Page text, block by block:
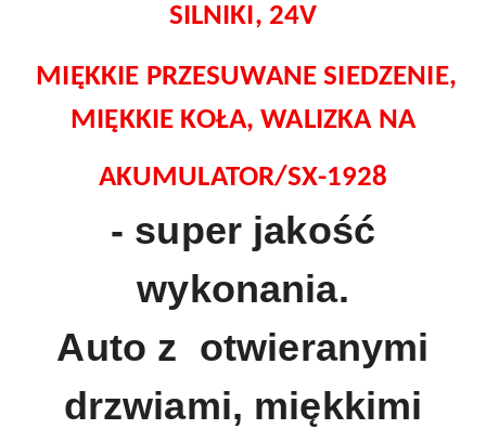
SILNIKI, 24V
MIĘKKIE PRZESUWANE SIEDZENIE,
MIĘKKIE KOŁA, WALIZKA NA
AKUMULATOR/SX-1928
- super jakość
wykonania.
Auto z otwieranymi
drzwiami, miękkimi